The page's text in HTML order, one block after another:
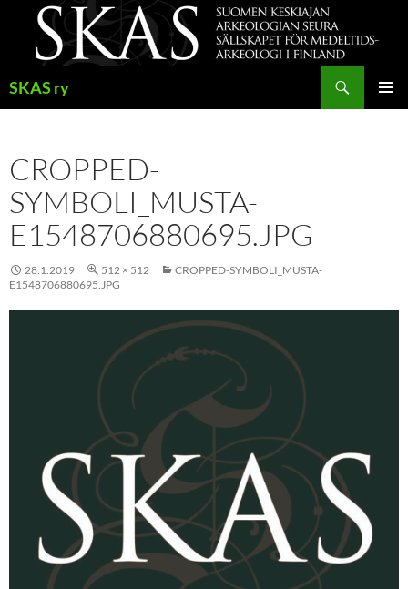
sisältöön
SKAS ry
CROPPED-
SYMBOLI_MUSTA-
E1548706880695.JPG
28.1.2019 512 × 512
CROPPED-SYMBOLI_MUSTA-
E1548706880695.JPG